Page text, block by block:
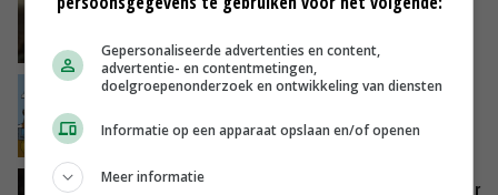
VANDAAG, 16:01
Internationale vraag naar geitenzuivel blijft
VANDAAG, 15:33
Vlaamse varkensstapel krimpt, pluimveesector
Gepersonaliseerde advertenties en content,
advertentie- en contentmetingen,
doelgroepenonderzoek en ontwikkeling van diensten
Informatie op een apparaat opslaan en/of openen
Meer informatie